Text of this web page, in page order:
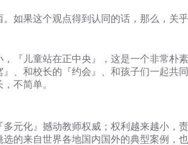
如果这个观点得到认同的话，那么，关
『儿童站在正中央』，这是一个非常朴
、和校长的『约会』、和孩子们一起共
不简单。
元化』撼动教师权威；权利越来越小，
的来自世界各地国内国外的典型案例，